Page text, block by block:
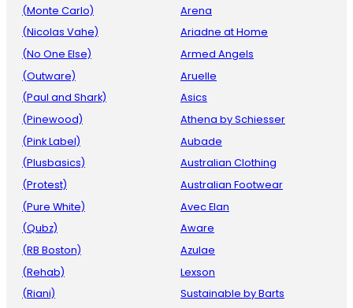
(Monte Carlo)
(Nicolas Vahe)
(No One Else)
(Outware)
(Paul and Shark)
(Pinewood)
(Pink Label)
(Plusbasics)
(Protest)
(Pure White)
(Qubz)
(RB Boston)
(Rehab)
(Riani)
Arena
Ariadne at Home
Armed Angels
Aruelle
Asics
Athena by Schiesser
Aubade
Australian Clothing
Australian Footwear
Avec Elan
Aware
Azulae
Lexson
Sustainable by Barts